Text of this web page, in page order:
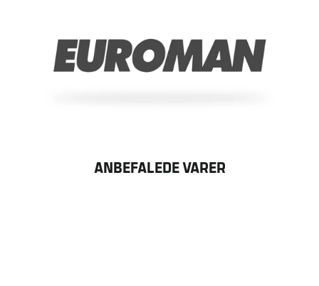
ANBEFALEDE VARER